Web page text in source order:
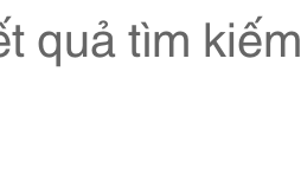
quả tìm kiếm